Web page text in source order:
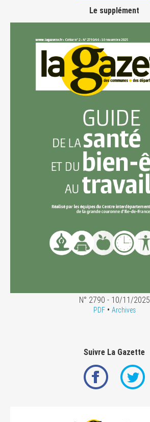
Le supplément
N° 2790 - 10/11/2025
PDF• Archives
Suivre La Gazette